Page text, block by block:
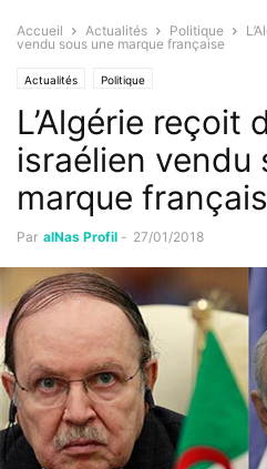
Accueil Actualités Politique
vendu sous une marque française
Actualités Politique
L’Algérie reçoit
israélien vendu
marque
Par alNas Profil - 27/01/2018